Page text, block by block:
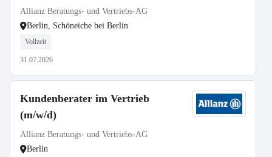
Allianz Beratungs- und Vertriebs-AG
Berlin, Schöneiche bei Berlin
Vollzeit
31.07.2026
Kundenberater im Vertrieb
(m/w/d)
Allianz Beratungs- und Vertriebs-AG
Berlin